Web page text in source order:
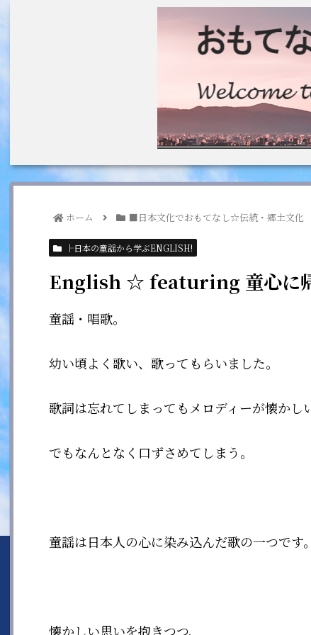
ホーム ■日本文化でおもてなし☆伝統・郷土文化
├日本の童謡から学ぶENGLISH!
English ☆ featuring 童心に帰
童謡・唱歌。
幼い頃よく歌い、歌ってもらいました。
歌詞は忘れてしまってもメロディーが懐かし
でもなんとなく口ずさめてしまう。
童謡は日本人の心に染み込んだ歌の一つです。
懐かしい思いを抱きつつ、